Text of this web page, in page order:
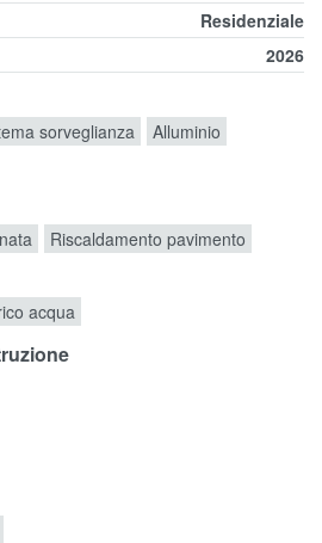
Residenziale
2026
sorveglianza
Alluminio
Riscaldamento pavimento
acqua